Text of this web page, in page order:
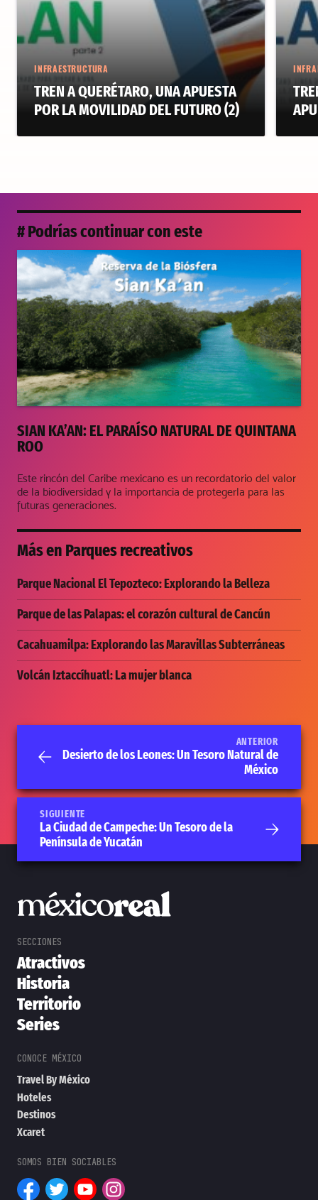
INFRAESTRUCTURA
TREN A QUERÉTARO, UNA APUESTA
POR LA MOVILIDAD DEL FUTURO (2)
# Podrías continuar con este
SIAN KA’AN: EL PARAÍSO NATURAL DE QUINTANA
ROO
Este rincón del Caribe mexicano es un recordatorio del valor
de la biodiversidad y la importancia de protegerla para las
futuras generaciones.
Más en Parques recreativos
Parque Nacional El Tepozteco: Explorando la Belleza
Parque de las Palapas: el corazón cultural de Cancún
Cacahuamilpa: Explorando las Maravillas Subterráneas
Volcán Iztaccíhuatl: La mujer blanca
ANTERIOR
Desierto de los Leones: Un Tesoro Natural de
México
SIGUIENTE
La Ciudad de Campeche: Un Tesoro de la
Península de Yucatán
Atractivos
Historia
Territorio
Series
Travel By México
Hoteles
Destinos
Xcaret